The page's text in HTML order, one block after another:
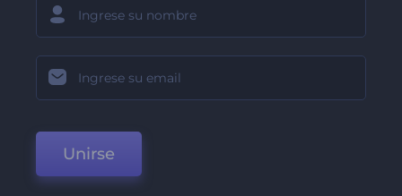
Unirse